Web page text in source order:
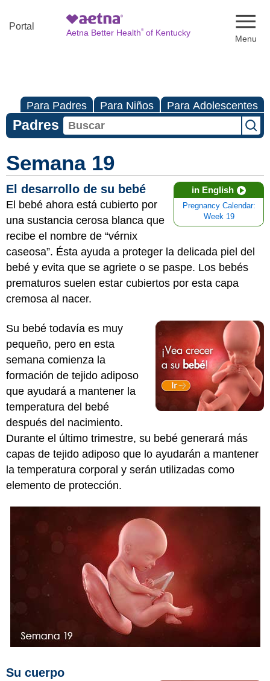
Portal
Aetna Better Health®of Kentucky
Para Padres Para Niños Para Adolescentes
Padres
Semana 19
in English
Pregnancy Calendar:
Week 19
El desarrollo de su bebé
El bebé ahora está cubierto por
una sustancia cerosa blanca que
recibe el nombre de “vérnix
caseosa”. Ésta ayuda a proteger la delicada piel del
bebé y evita que se agriete o se paspe. Los bebés
prematuros suelen estar cubiertos por esta capa
cremosa al nacer.
Su bebé todavía es muy
pequeño, pero en esta
semana comienza la
formación de tejido adiposo
que ayudará a mantener la
temperatura del bebé
después del nacimiento.
Durante el último trimestre, su bebé generará más
capas de tejido adiposo que lo ayudarán a mantener
la temperatura corporal y serán utilizadas como
elemento de protección.
Su cuerpo